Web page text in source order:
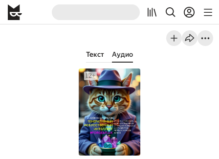
Текст Аудио